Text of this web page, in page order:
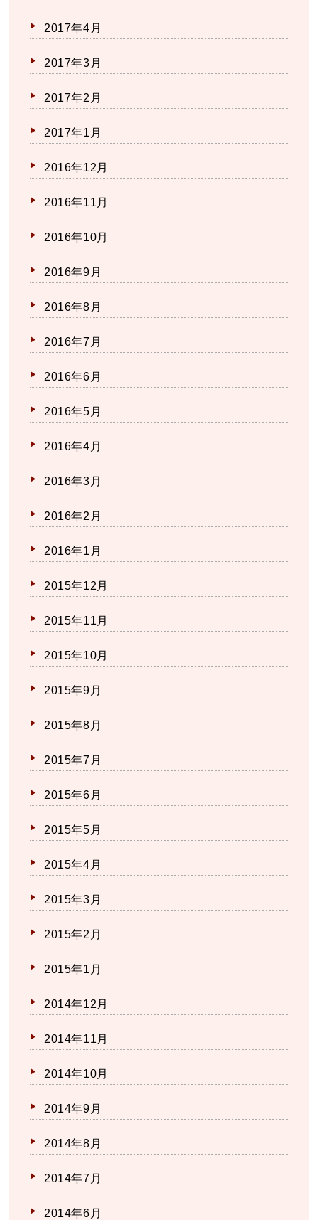
2017年4月
2017年3月
2017年2月
2017年1月
2016年12月
2016年11月
2016年10月
2016年9月
2016年8月
2016年7月
2016年6月
2016年5月
2016年4月
2016年3月
2016年2月
2016年1月
2015年12月
2015年11月
2015年10月
2015年9月
2015年8月
2015年7月
2015年6月
2015年5月
2015年4月
2015年3月
2015年2月
2015年1月
2014年12月
2014年11月
2014年10月
2014年9月
2014年8月
2014年7月
2014年6月